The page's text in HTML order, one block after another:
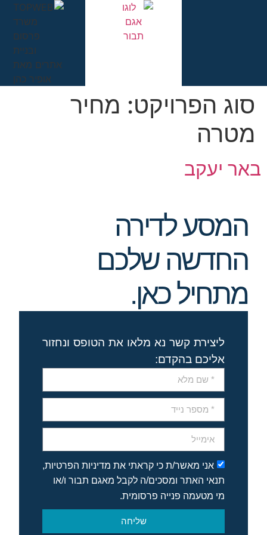
סוג הפרויקט: מחיר
מטרה
באר יעקב
המסע לדירה
החדשה שלכם
מתחיל כאן.
ליצירת קשר נא מלאו את הטופס ונחזור
אליכם בהקדם:
אני מאשר/ת כי קראתי את מדיניות הפרטיות,
תנאי האתר ומסכים/ה לקבל מאגם תבור ו/או
מי מטעמה פנייה פרסומית.
שליחה